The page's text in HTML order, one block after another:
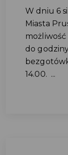
W dniu 6
Miasta
do
14.00. ...